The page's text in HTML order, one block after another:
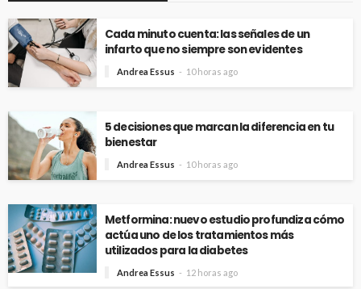
Cada minuto cuenta: las señales de un
infarto que no siempre son evidentes
Andrea Essus 10 horas ago
5 decisiones que marcan la diferencia en tu
bienestar
Andrea Essus 10 horas ago
Metformina: nuevo estudio profundiza cómo
actúa uno de los tratamientos más
utilizados para la diabetes
Andrea Essus 12 horas ago